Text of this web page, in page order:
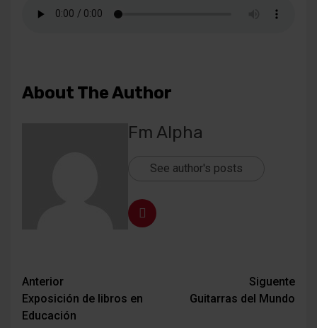
About The Author
Fm Alpha
See author's posts
Navegación
de
Anterior
Exposición de libros en
Educación
Siguente
Guitarras del Mundo